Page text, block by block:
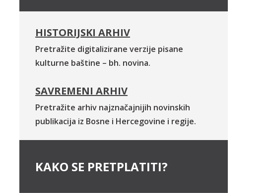
HISTORIJSKI ARHIV
Pretražite digitalizirane verzije pisane
kulturne baštine – bh. novina.
SAVREMENI ARHIV
Pretražite arhiv najznačajnijih novinskih
publikacija iz Bosne i Hercegovine i regije.
KAKO SE PRETPLATITI?